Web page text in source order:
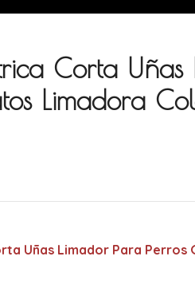
Corta Uñas
Limadora
Uñas Limador Para Perros